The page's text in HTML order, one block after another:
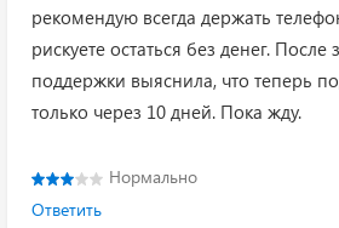
рекомендую всегда держать
рискуете остаться без денег. После
поддержки выяснила, что теперь
только через 10 дней. Пока жду.
Нормально
Ответить